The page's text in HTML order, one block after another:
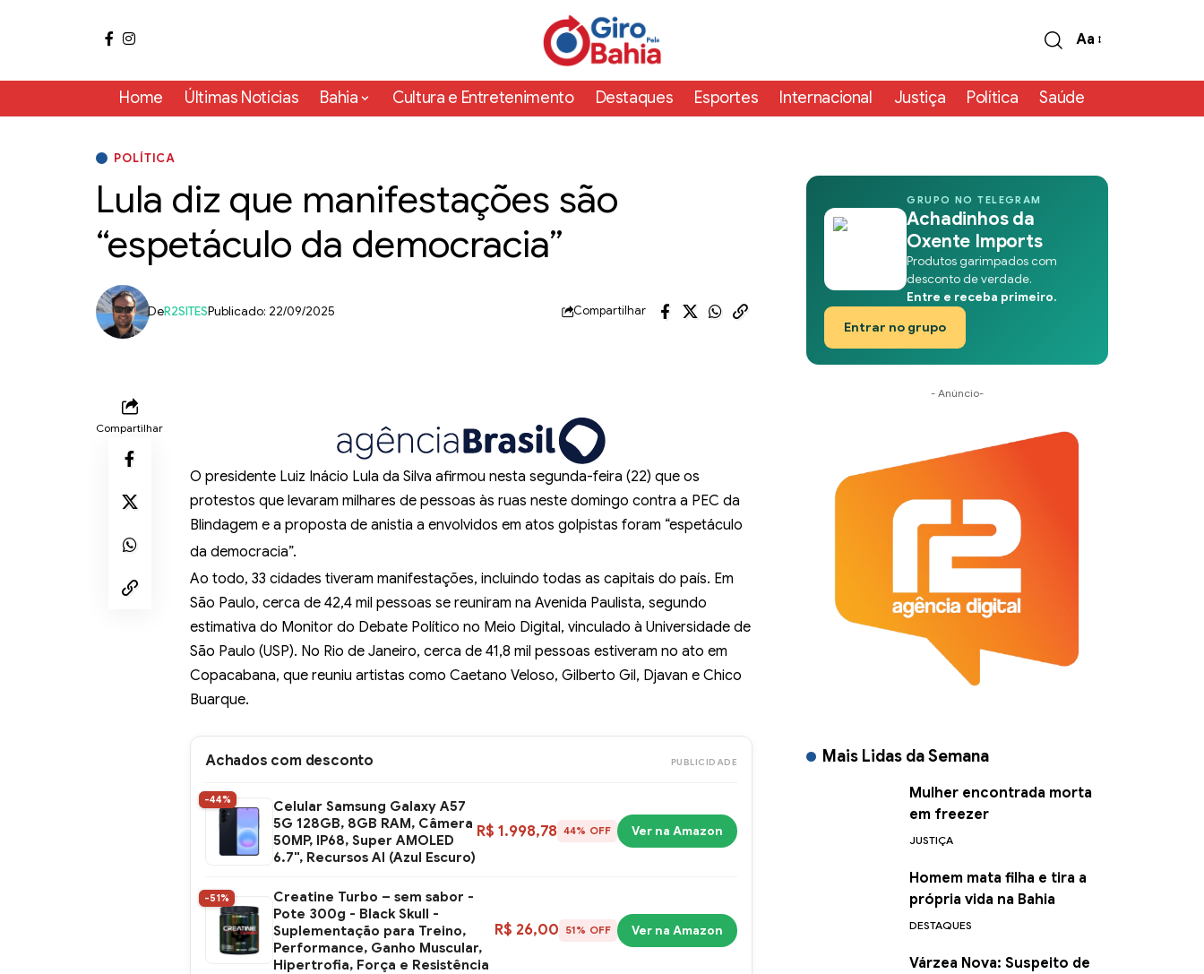
Aa
Home Últimas Notícias Bahia Cultura e Entretenimento Destaques Esportes Internacional Justiça Política Saúde
POLÍTICA
Lula diz que manifestações são
“espetáculo da democracia”
DeR2SITESPublicado: 22/09/2025 Compartilhar
Compartilhar
O presidente Luiz Inácio Lula da Silva afirmou nesta segunda-feira (22) que os
protestos que levaram milhares de pessoas às ruas neste domingo contra a PEC da
Blindagem e a proposta de anistia a envolvidos em atos golpistas foram “espetáculo
da democracia”.
Ao todo, 33 cidades tiveram manifestações, incluindo todas as capitais do país. Em
São Paulo, cerca de 42,4 mil pessoas se reuniram na Avenida Paulista, segundo
estimativa do Monitor do Debate Político no Meio Digital, vinculado à Universidade de
São Paulo (USP). No Rio de Janeiro, cerca de 41,8 mil pessoas estiveram no ato em
Copacabana, que reuniu artistas como Caetano Veloso, Gilberto Gil, Djavan e Chico
Buarque.
Achados com desconto PUBLICIDADE
-44%
Celular Samsung Galaxy A57
5G 128GB, 8GB RAM, Câmera
50MP, IP68, Super AMOLED
6.7", Recursos AI (Azul Escuro)
R$ 1.998,78 44% OFF Ver na Amazon
-51%
Creatine Turbo – sem sabor -
Pote 300g - Black Skull -
Suplementação para Treino,
Performance, Ganho Muscular,
Hipertrofia, Força e Resistência
R$ 26,00 51% OFF Ver na Amazon
GRUPO NO TELEGRAM
Achadinhos da
Oxente Imports
Produtos garimpados com
desconto de verdade.
Entre e receba primeiro.
Entrar no grupo
- Anúncio-
Mais Lidas da Semana
Mulher encontrada morta
em freezer
JUSTIÇA
Homem mata filha e tira a
própria vida na Bahia
DESTAQUES
Várzea Nova: Suspeito de